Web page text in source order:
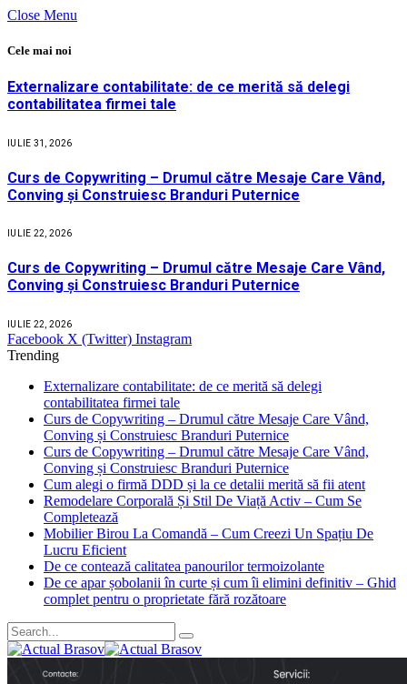
Close Menu
Cele mai noi
Externalizare contabilitate: de ce merită să delegi
contabilitatea firmei tale
IULIE 31, 2026
Curs de Copywriting – Drumul către Mesaje Care Vând,
Conving și Construiesc Branduri Puternice
IULIE 22, 2026
Curs de Copywriting – Drumul către Mesaje Care Vând,
Conving și Construiesc Branduri Puternice
IULIE 22, 2026
Facebook X (Twitter) Instagram
Trending
Externalizare contabilitate: de ce merită să delegi
contabilitatea firmei tale
Curs de Copywriting – Drumul către Mesaje Care Vând,
Conving și Construiesc Branduri Puternice
Curs de Copywriting – Drumul către Mesaje Care Vând,
Conving și Construiesc Branduri Puternice
Cum alegi o firmă DDD și la ce detalii merită să fii atent
Remodelare Corporală Și Stil De Viață Activ – Cum Se
Completează
Mobilier Birou La Comandă – Cum Creezi Un Spațiu De
Lucru Eficient
De ce contează calitatea panourilor termoizolante
De ce apar șobolanii în curte și cum îi elimini definitiv – Ghid
complet pentru o proprietate fără rozătoare